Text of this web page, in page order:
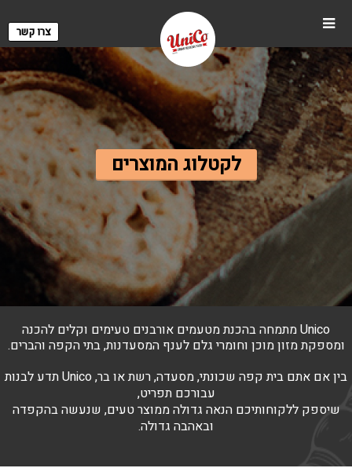
צרו קשר
לקטלוג המוצרים
Unico מתמחה בהכנת מטעמים אורבנים טעימים וקלים להכנה
ומספקת מזון מוכן וחומרי גלם לענף המסעדנות, בתי הקפה והברים.
בין אם אתם בית קפה שכונתי, מסעדה, רשת או בר, Unico תדע לבנות
עבורכם תפריט,
שיספק ללקוחותיכם הנאה גדולה ממוצר טעים, שנעשה בהקפדה
ובאהבה גדולה.